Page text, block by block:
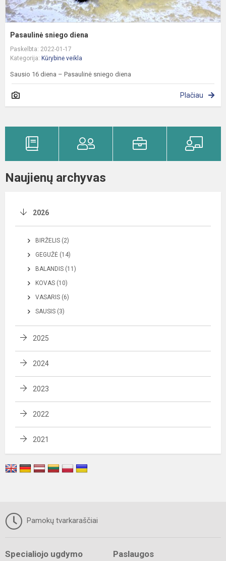
Pasaulinė sniego diena
Paskelbta: 2022-01-17
Kategorija: Kūrybinė veikla
Sausio 16 diena – Pasaulinė sniego diena
Plačiau
Naujienų archyvas
2026
BIRŽELIS (2)
GEGUŽĖ (14)
BALANDIS (11)
KOVAS (10)
VASARIS (6)
SAUSIS (3)
2025
2024
2023
2022
2021
Pamokų tvarkaraščiai
Specialiojo ugdymo
Paslaugos